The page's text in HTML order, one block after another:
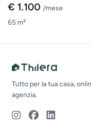
€ 1.100 /mese
65 m²
Tutto per la tua casa,
agenzia.